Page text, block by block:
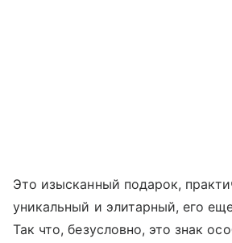
Это изысканный подарок,
уникальный и элитарный, его
Так что, безусловно, это знак